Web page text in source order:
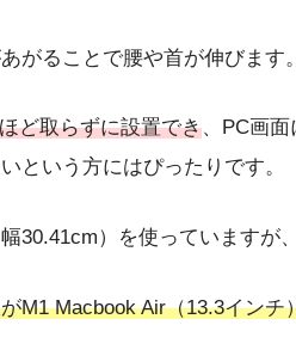
がることで腰や首が伸びま
ど取らずに設置でき、PC画
という方にはぴったりです。
30.41cm）を使っています
M1 Macbook Air（13.3イン